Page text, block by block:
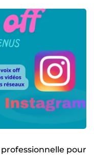
pour